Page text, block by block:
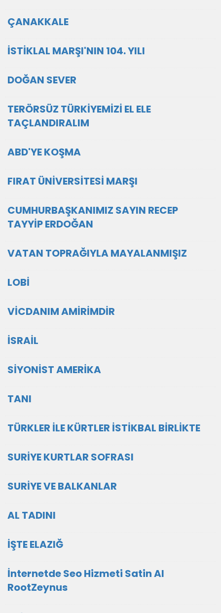
ÇANAKKALE
İSTİKLAL MARŞI'NIN 104. YILI
DOĞAN SEVER
TERÖRSÜZ TÜRKİYEMİZİ EL ELE
TAÇLANDIRALIM
ABD'YE KOŞMA
FIRAT ÜNİVERSİTESİ MARŞI
CUMHURBAŞKANIMIZ SAYIN RECEP
TAYYİP ERDOĞAN
VATAN TOPRAĞIYLA MAYALANMIŞIZ
LOBİ
VİCDANIM AMİRİMDİR
İSRAİL
SİYONİST AMERİKA
TANI
TÜRKLER İLE KÜRTLER İSTİKBAL BİRLİKTE
SURİYE KURTLAR SOFRASI
SURİYE VE BALKANLAR
AL TADINI
İŞTE ELAZIĞ
İnternetde Seo Hizmeti Satin Al
RootZeynus